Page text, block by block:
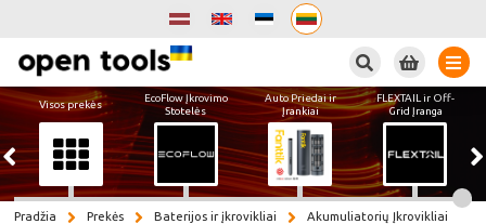
Visos prekės
EcoFlow Įkrovimo
Stotelės
Auto Priedai ir
Įrankiai
FLEXTAIL ir Off-
Grid Įranga
Pradžia Prekės Baterijos ir įkrovikliai
Akumuliatorių Įkrovikliai